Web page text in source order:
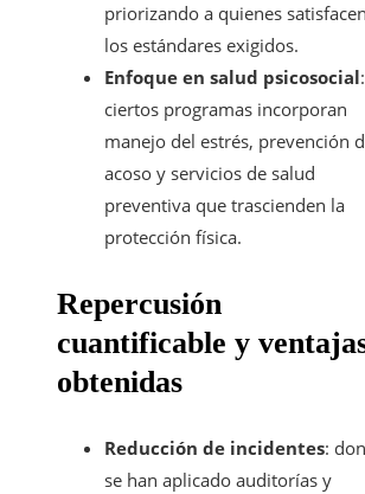
priorizando a quienes satisfacen
los estándares exigidos.
Enfoque en salud psicosocial:
ciertos programas incorporan
manejo del estrés, prevención
acoso y servicios de salud
preventiva que trascienden la
protección física.
Repercusión
cuantificable y
obtenidas
Reducción de incidentes:
se han aplicado auditorías y